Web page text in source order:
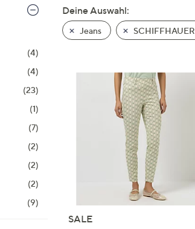
unten
oder
wischen
Touch-
Geräten
anzuzeigen.
(4)
(4)
(23)
(1)
(7)
(2)
(2)
(2)
(9)
Deine Auswahl:
Jeans SCHIFFHAUER
SALE